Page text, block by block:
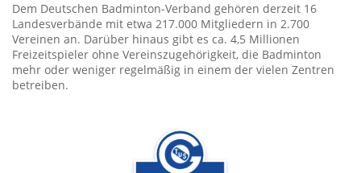
Dem Deutschen Badminton-Verband gehören derzeit 16
Landesverbände mit etwa 217.000 Mitgliedern in 2.700
Vereinen an. Darüber hinaus gibt es ca. 4,5 Millionen
Freizeitspieler ohne Vereinszugehörigkeit, die Badminton
mehr oder weniger regelmäßig in einem der vielen Zentren
betreiben.